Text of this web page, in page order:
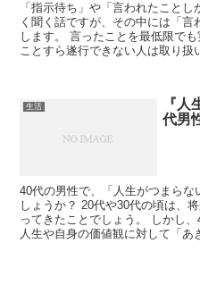
「指示待ち」や「言われたこと
く聞く話ですが、その中には「
します。 言ったことを最低限で
ことすら遂行できない人は取り扱
生活
『
代男
40代の男性で、「人生がつまら
しょうか？ 20代や30代の頃は、
ってきたことでしょう。 しかし
人生や自身の価値観に対して「あ